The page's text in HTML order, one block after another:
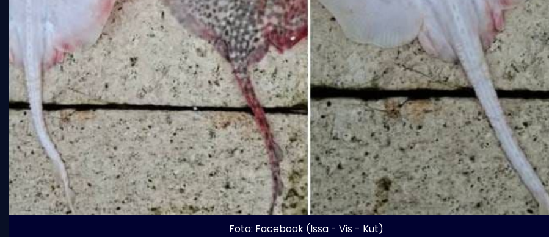
Foto: Facebook (Issa - Vis - Kut)